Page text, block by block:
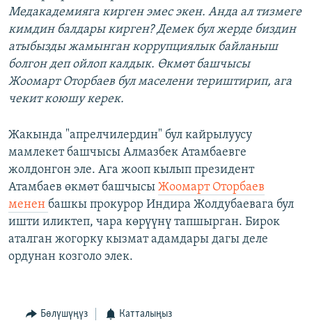
Медакадемияга кирген эмес экен. Анда ал тизмеге
кимдин балдары кирген? Демек бул жерде биздин
атыбызды жамынган коррупциялык байланыш
болгон деп ойлоп калдык. Өкмөт башчысы
Жоомарт Оторбаев бул маселени териштирип, ага
чекит коюшу керек.
Жакында "апрелчилердин" бул кайрылуусу
мамлекет башчысы Алмазбек Атамбаевге
жолдонгон эле. Ага жооп кылып президент
Атамбаев өкмөт башчысы Жоомарт Оторбаев
менен башкы прокурор Индира Жолдубаевага бул
ишти иликтеп, чара көрүүнү тапшырган. Бирок
аталган жогорку кызмат адамдары дагы деле
ордунан козголо элек.
Бөлүшүңүз Катталыңыз